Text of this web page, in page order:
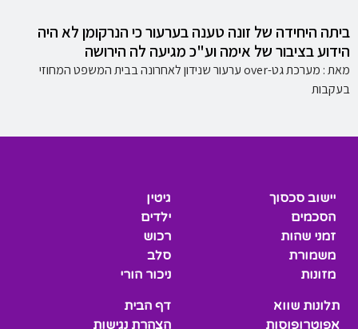
ביתה היחידה של זונה טענה בערעור כי הנרקומן לא היה
הידוע בציבור של אימה וע"כ מגיעה לה הירושה
מאת : מערכת גט-over ערעור שנידון לאחרונה בבית המשפט המחוזי
בעקבות
יישוב סכסוך
הסכמים
זמני שהות
משמורת
מזונות
גיטין
ילדים
רכוש
סלב
ניכור הורי
תלונות שווא
אפוטרופוסות
דף הבית
הצהרת נגישות